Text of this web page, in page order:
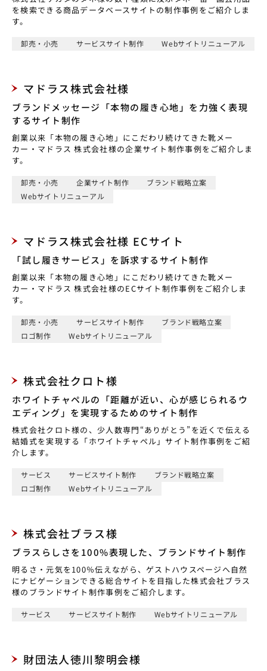
を検索できる商品データベースサイトの制作事例をご紹介しま
す。
卸売・小売 サービスサイト制作 Webサイトリニューアル
マドラス株式会社様
ブランドメッセージ「本物の履き心地」を力強く表現
するサイト制作
創業以来「本物の履き心地」にこだわリ続けてきた靴メー
カー・マドラス 株式会社様の企業サイト制作事例をご紹介しま
す。
卸売・小売 企業サイト制作
ブランド戦略立案
Webサイトリニューアル
マドラス株式会社様 ECサイト
「試し履きサービス」を訴求するサイト制作
創業以来「本物の履き心地」にこだわリ続けてきた靴メー
カー・マドラス 株式会社様のECサイト制作事例をご紹介しま
す。
卸売・小売 サービスサイト制作
ブランド戦略立案
ロゴ制作
Webサイトリニューアル
株式会社クロト様
ホワイトチャペルの「距離が近い、心が感じられるウ
エディング」を実現するためのサイト制作
株式会社クロト様の、少人数専門“ありがとう”を近くで伝える
結婚式を実現する「ホワイトチャペル」サイト制作事例をご紹
介します。
サービス サービスサイト制作
ブランド戦略立案
ロゴ制作
Webサイトリニューアル
株式会社ブラス様
ブラスらしさを100%表現した、ブランドサイト制作
明るさ・元気を100％伝えながら、ゲストハウスページへ自然
にナビゲーションできる総合サイトを目指した株式会社ブラス
様のブランドサイト制作事例をご紹介します。
サービス サービスサイト制作 Webサイトリニューアル
財団法人徳川黎明会様